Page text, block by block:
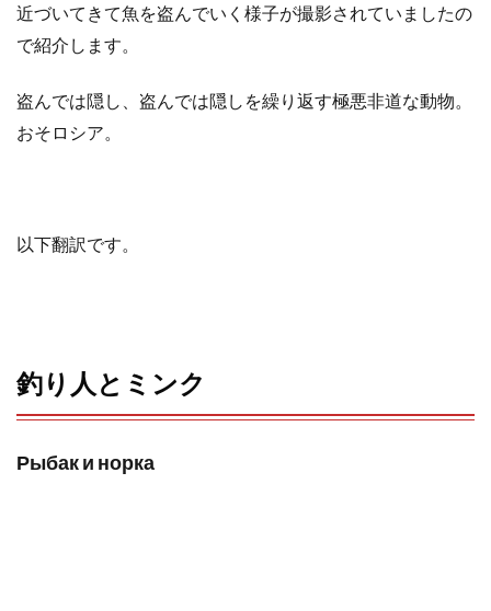
e t e e
近づいてきて魚を盗んでいく様子が撮影されていましたの
で紹介します。
盗んでは隠し、盗んでは隠しを繰り返す極悪非道な動物。
おそロシア。
以下翻訳です。
釣り人とミンク
Рыбак и норка